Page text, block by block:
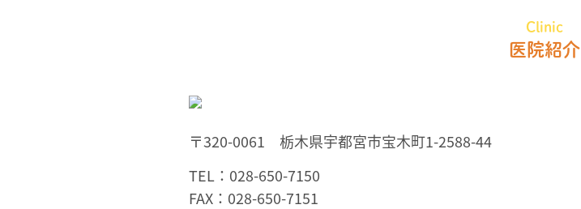
Clinic
医院紹介
〒320-0061 栃木県宇都宮市宝木町1-2588-44
TEL：028-650-7150
FAX：028-650-7151